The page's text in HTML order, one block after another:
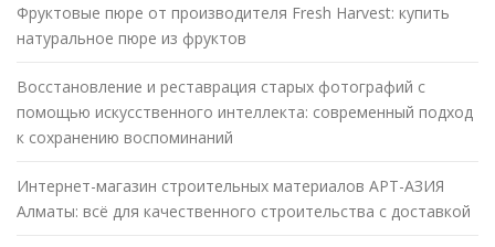
Фруктовые пюре от производителя Fresh Harvest: купить
натуральное пюре из фруктов
Восстановление и реставрация старых фотографий с
помощью искусственного интеллекта: современный подход
к сохранению воспоминаний
Интернет-магазин строительных материалов АРТ-АЗИЯ
Алматы: всё для качественного строительства с доставкой